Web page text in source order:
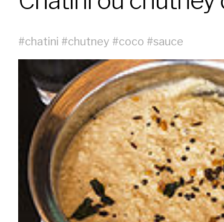
#chatini #chutney #coco #sauce